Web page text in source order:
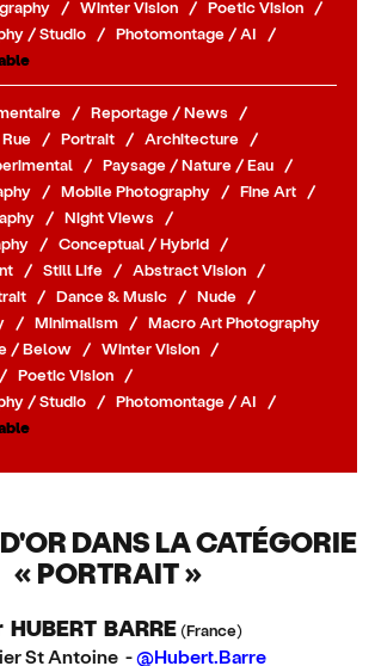
/ Winter Vision / Poetic Vision
/
/ Studio
/ Photomontage / AI
/
/ Reportage / News
/
/ Portrait / Architecture
/
/ Paysage / Nature / Eau
/
/ Mobile Photography / Fine Art
/
/ Night Views
/
/ Conceptual / Hybrid
/
/ Still Life / Abstract Vision
/
/ Dance & Music / Nude
/
/ Minimalism / Macro Art Photography
/ Below / Winter Vision
/
/ Poetic Vision
/
/ Studio
/ Photomontage / AI
/
DANS LA CATÉGORIE
« PORTRAIT »
HUBERT BARRE (France)
St Antoine -@Hubert.Barre